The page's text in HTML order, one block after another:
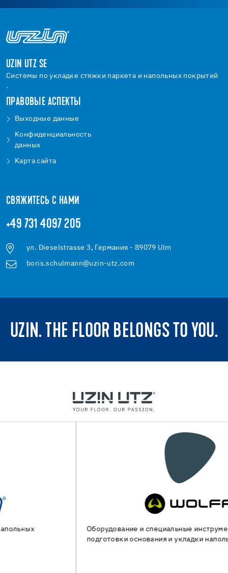
UZIN UTZ SE
Системы по укладке стяжки паркета и напольных покрытий
.
ПРАВОВЫЕ АСПЕКТЫ
Bыходные данные
Kонфиденциальность
данных
Kарта сайта
СВЯЖИТЕСЬ С НАМИ
+49 731 4097 205
ул. Dieselstrasse 3, Германия - 89079 Ulm
boris.schulmann@uzin-utz.com
UZIN. THE FLOOR BELONGS TO YOU.
Оборудование и специальные инструменты для
подготовки основания и укладки напольных покрытий